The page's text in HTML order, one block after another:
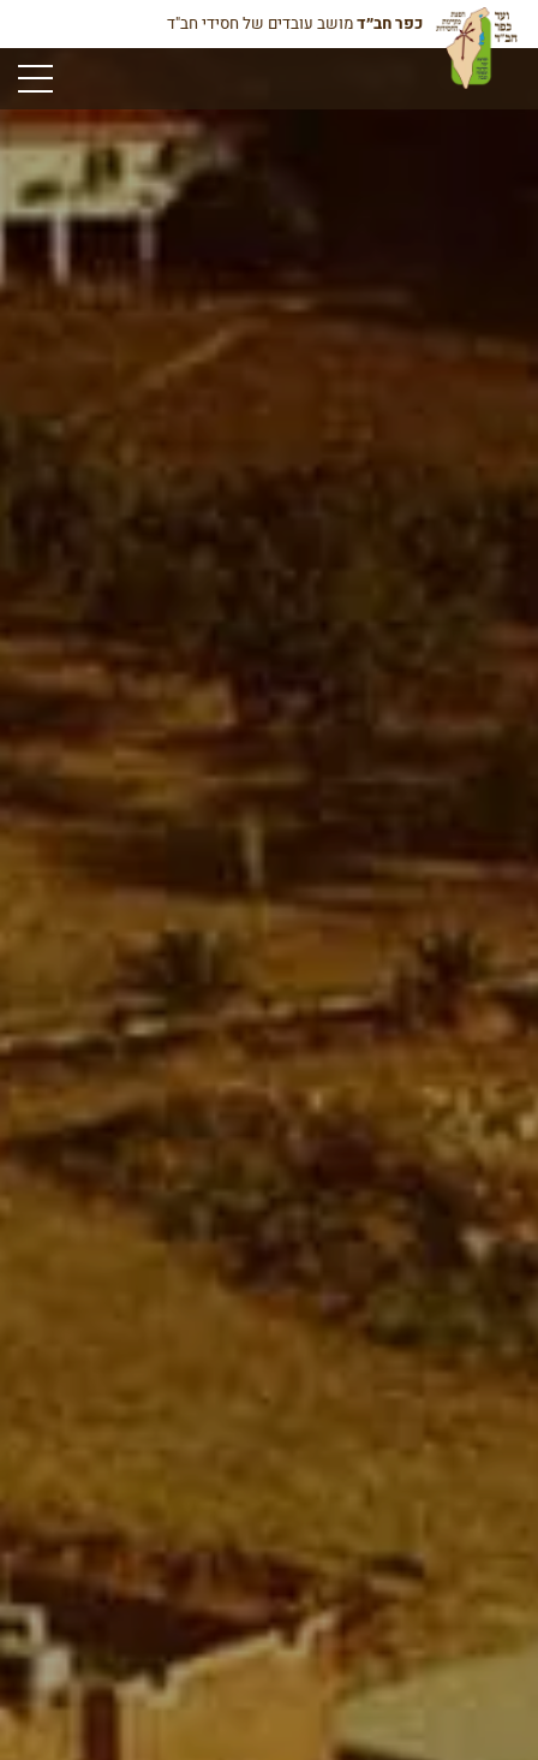
כפר חב״דמושב עובדים של חסידי חב"ד
תפריט